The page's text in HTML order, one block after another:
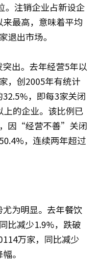
。注销企业占新设企
最高，意味着平均
退出市场。
出。去年经营5年以
，创2005年有统计
，即每3家关闭
的企业。该比例已
因“经营不善”关闭
，连续两年超过
为明显。去年餐饮
比减少1.9%，跌破
万家，同比减少
。